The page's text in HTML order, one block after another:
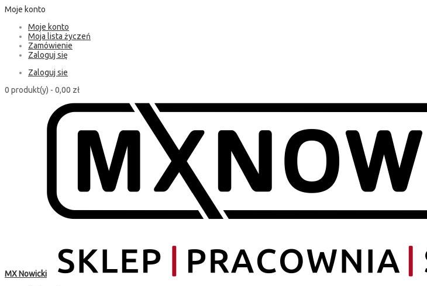
Moje konto
Moje konto
Moja lista życzeń
Zamówienie
Zaloguj się
Zaloguj sie
0 produkt(y) - 0,00 zł
MX Nowicki